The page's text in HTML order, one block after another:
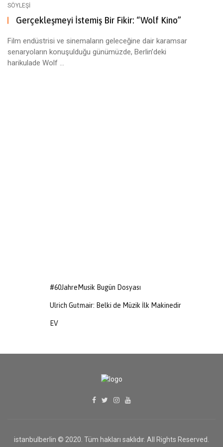
SÖYLEŞI
Gerçekleşmeyi İstemiş Bir Fikir: “Wolf Kino”
Film endüstrisi ve sinemaların geleceğine dair karamsar
senaryoların konuşulduğu günümüzde, Berlin’deki
harikulade Wolf ...
#60JahreMusik Bugün Dosyası
Ulrich Gutmair: Belki de Müzik İlk Makinedir
EV
istanbulberlin © 2020. Tüm hakları saklıdır. All Rights Reserved.